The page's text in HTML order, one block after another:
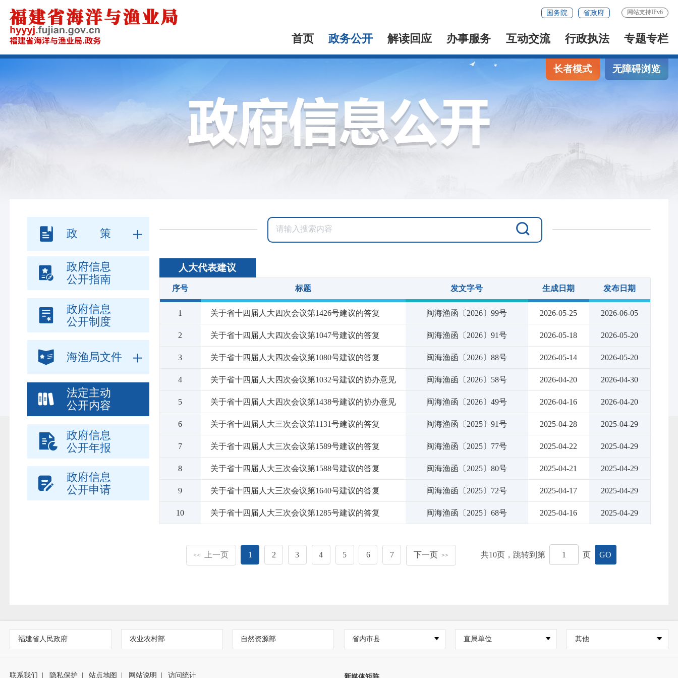
国务院 省政府 网站支持IPv6
首页 政务公开 解读回应 办事服务 互动交流 行政执法 专题专栏
长者模式 无障碍浏览
政 策
政府信息
公开指南
政府信息
公开制度
海渔局文件
法定主动
公开内容
政府信息
公开年报
政府信息
公开申请
人大代表建议
序号 标题 发文字号 生成日期 发布日期
1 关于省十四届人大四次会议第1426号建议的答复 闽海渔函〔2026〕99号 2026-05-25 2026-06-05
2 关于省十四届人大四次会议第1047号建议的答复 闽海渔函〔2026〕91号 2026-05-18 2026-05-20
3 关于省十四届人大四次会议第1080号建议的答复 闽海渔函〔2026〕88号 2026-05-14 2026-05-20
4 关于省十四届人大四次会议第1032号建议的协办意见 闽海渔函〔2026〕58号 2026-04-20 2026-04-30
5 关于省十四届人大四次会议第1438号建议的协办意见 闽海渔函〔2026〕49号 2026-04-16 2026-04-20
6 关于省十四届人大三次会议第1131号建议的答复 闽海渔函〔2025〕91号 2025-04-28 2025-04-29
7 关于省十四届人大三次会议第1589号建议的答复 闽海渔函〔2025〕77号 2025-04-22 2025-04-29
8 关于省十四届人大三次会议第1588号建议的答复 闽海渔函〔2025〕80号 2025-04-21 2025-04-29
9 关于省十四届人大三次会议第1640号建议的答复 闽海渔函〔2025〕72号 2025-04-17 2025-04-29
10 关于省十四届人大三次会议第1285号建议的答复 闽海渔函〔2025〕68号 2025-04-16 2025-04-29
<< 上一页 1 2 3 4 5 6 7 下一页 >> 共10页，跳转到第 页 GO
福建省人民政府 农业农村部 自然资源部 省内市县 直属单位 其他
联系我们 隐私保护 站点地图 网站说明 访问统计